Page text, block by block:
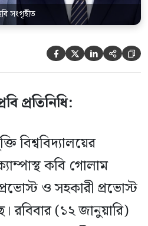
সংগৃহীত
    
প্রতিনিধি:
বিশ্ববিদ্যালয়ের
কবি গোলাম
ও সহকারী প্রভোস্ট
রবিবার (১২ জানুয়ারি)